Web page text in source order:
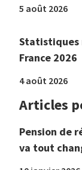
5 août 2026
Statistiques
France 2026
4 août 2026
Articles
Pension de
va tout